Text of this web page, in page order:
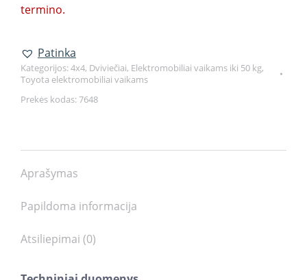
termino.
Patinka
Kategorijos:4x4, Dviviečiai, Elektromobiliai vaikams iki 50 kg,
Toyota elektromobiliai vaikams
Prekės kodas:7648
Aprašymas
Papildoma informacija
Atsiliepimai (0)